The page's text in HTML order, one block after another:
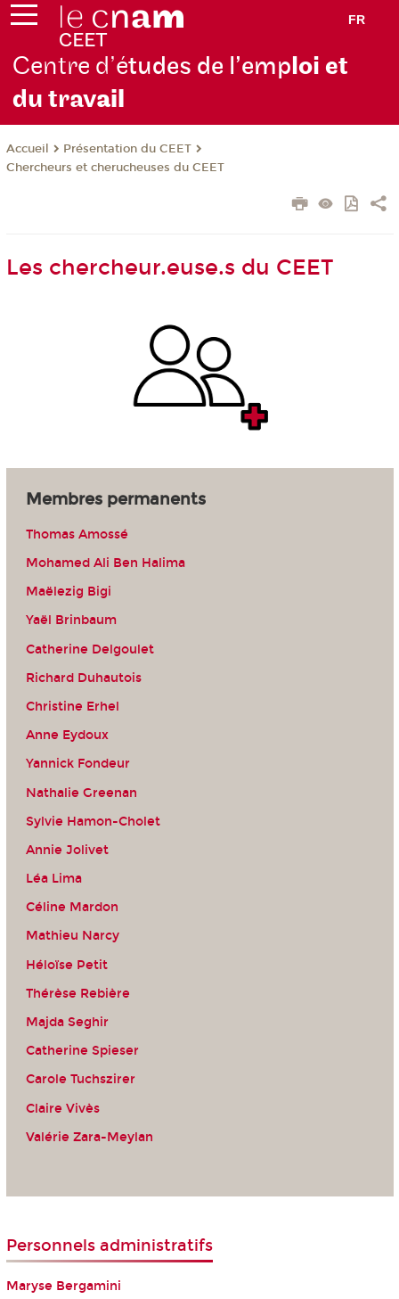
FR
Centre d’études de l’emploi et
du travail
Accueil
Présentation du CEET
Chercheurs et cherucheuses du CEET
Les chercheur.euse.s du CEET
Membres permanents
Thomas Amossé
Mohamed Ali Ben Halima
Maëlezig Bigi
Yaël Brinbaum
Catherine Delgoulet
Richard Duhautois
Christine Erhel
Anne Eydoux
Yannick Fondeur
Nathalie Greenan
Sylvie Hamon-Cholet
Annie Jolivet
Léa Lima
Céline Mardon
Mathieu Narcy
Héloïse Petit
Thérèse Rebière
Majda Seghir
Catherine Spieser
Carole Tuchszirer
Claire Vivès
Valérie Zara-Meylan
Personnels administratifs
Maryse Bergamini